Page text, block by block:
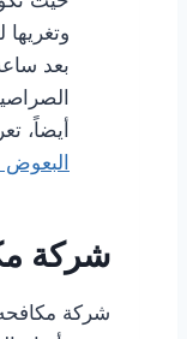
بعد
أيضاً،
شركة
شركة